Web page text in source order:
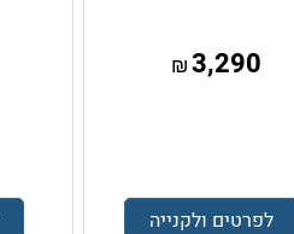
3,290
₪
לפרטים ולקנייה